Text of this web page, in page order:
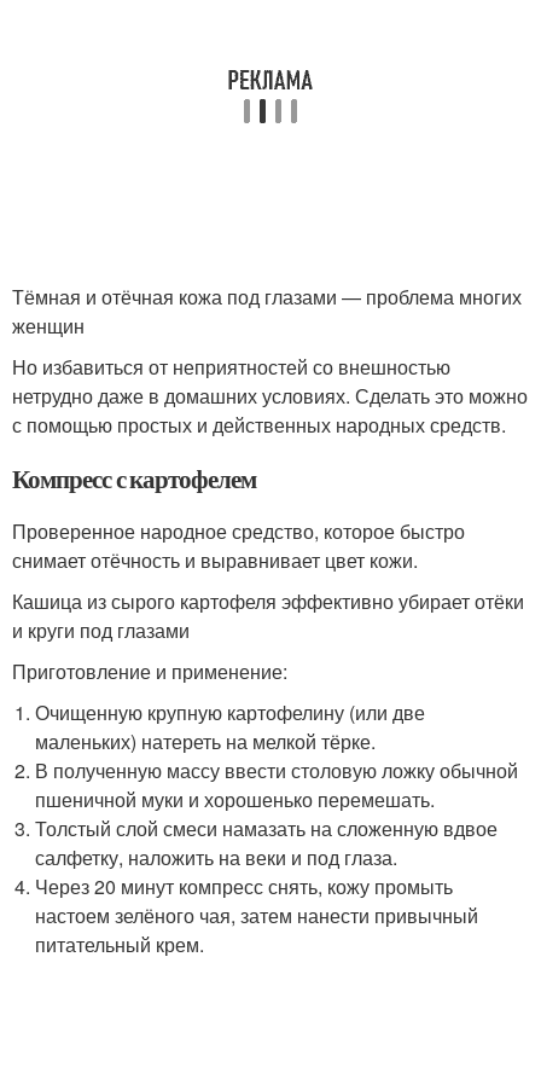
Тёмная и отёчная кожа под глазами — проблема многих
женщин
Но избавиться от неприятностей со внешностью
нетрудно даже в домашних условиях. Сделать это можно
с помощью простых и действенных народных средств.
Компресс с картофелем
Проверенное народное средство, которое быстро
снимает отёчность и выравнивает цвет кожи.
Кашица из сырого картофеля эффективно убирает отёки
и круги под глазами
Приготовление и применение:
Очищенную крупную картофелину (или две
маленьких) натереть на мелкой тёрке.
В полученную массу ввести столовую ложку обычной
пшеничной муки и хорошенько перемешать.
Толстый слой смеси намазать на сложенную вдвое
салфетку, наложить на веки и под глаза.
Через 20 минут компресс снять, кожу промыть
настоем зелёного чая, затем нанести привычный
питательный крем.